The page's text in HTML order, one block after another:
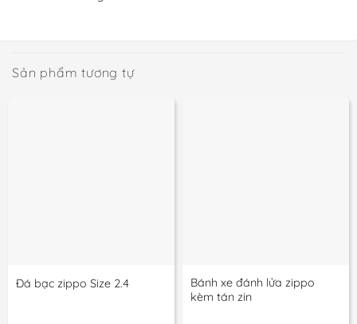
Sản phẩm tương tự
Đá bạc zippo Size 2.4
Bánh xe đánh lửa zippo
kèm tán zin